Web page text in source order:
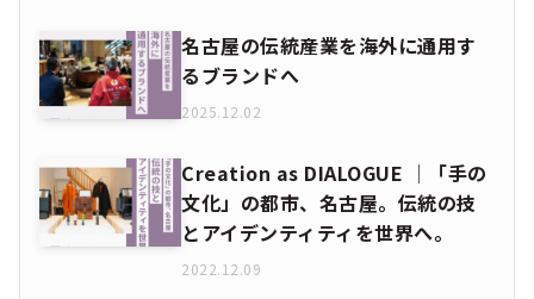
名古屋の伝統産業を海外に通用す
るブランドへ
2025.12.02
Creation as DIALOGUE │「手の
文化」の都市、名古屋。伝統の技
とアイデンティティを世界へ。
2022.12.09